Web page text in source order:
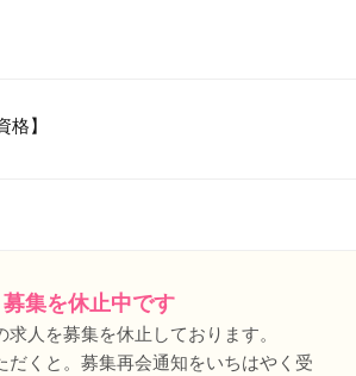
格】
募集を休止中です
求人を募集を休止しております。
だくと。募集再会通知をいちはやく受